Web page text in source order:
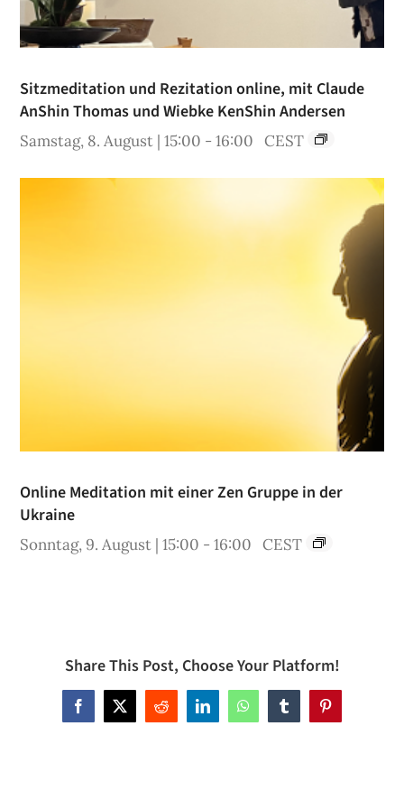
Sitzmeditation und Rezitation online, mit Claude
AnShin Thomas und Wiebke KenShin Andersen
Samstag, 8. August | 15:00 -16:00 CEST
Online Meditation mit einer Zen Gruppe in der
Ukraine
Sonntag, 9. August | 15:00 -16:00 CEST
Share This Post, Choose Your Platform!
Facebook
X Reddit LinkedInWhatsAppTumblrPinterest